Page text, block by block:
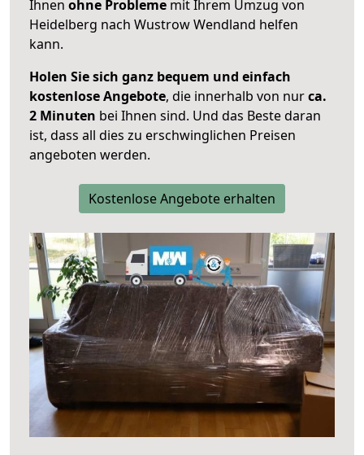
Ihnen ohne Probleme mit Ihrem Umzug von
Heidelberg nach Wustrow Wendland helfen
kann.
Holen Sie sich ganz bequem und einfach
kostenlose Angebote, die innerhalb von nurca.
2 Minuten bei Ihnen sind. Und das Beste daran
ist, dass all dies zu erschwinglichen Preisen
angeboten werden.
Kostenlose Angebote erhalten